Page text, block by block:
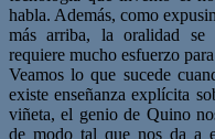
habla. Además, como
más arriba, la oralidad se
requiere mucho esfuerzo
Veamos lo que sucede
existe enseñanza explícita
viñeta, el genio de Quino
de modo tal que nos da a